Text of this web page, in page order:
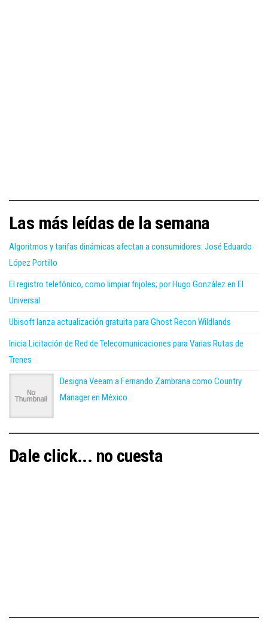
Las más leídas de la semana
Algoritmos y tarifas dinámicas afectan a consumidores: José Eduardo
López Portillo
El registro telefónico, como limpiar frijoles; por Hugo González en El
Universal
Ubisoft lanza actualización gratuita para Ghost Recon Wildlands
Inicia Licitación de Red de Telecomunicaciones para Varias Rutas de
Trenes
Designa Veeam a Fernando Zambrana como Country
Manager en México
Dale click... no cuesta